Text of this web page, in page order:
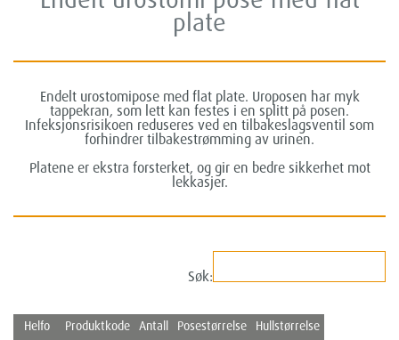
plate
Endelt urostomipose med flat plate. Uroposen har myk
tappekran, som lett kan festes i en splitt på posen.
Infeksjonsrisikoen reduseres ved en tilbakeslagsventil som
forhindrer tilbakestrømming av urinen.
Platene er ekstra forsterket, og gir en bedre sikkerhet mot
lekkasjer.
Søk:
Helfo
Produktkode Antall Posestørrelse Hullstørrelse